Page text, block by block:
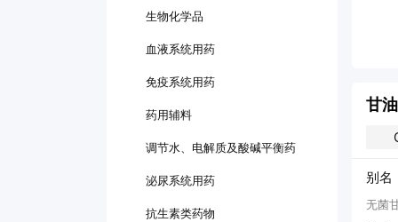
生物化学品
血液系统用药
免疫系统用药
药用辅料
调节水、电解质及酸碱平衡药
泌尿系统用药
抗生素类药物
甘油
别名
无菌